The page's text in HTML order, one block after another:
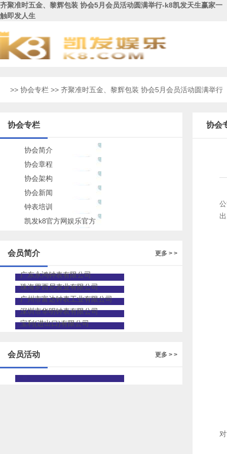
齐聚准时五金、黎辉包装 协会5月会员活动圆满举行-k8凯发天生赢家一
触即发人生
>> 协会专栏 >> 齐聚准时五金、黎辉包装 协会5月会员活动圆满举行
协会专栏
协会简介
协会章程
协会架构
协会新闻
钟表培训
凯发k8官方网娱乐官方
更多 > >
会员简介
广东永鸿钟表有限公司
珠海罗西尼表业有限公司
广州市富达钟表工业有限公司
深圳市华明钟表有限公司
宝利(进出口)有限公司
更多 > >
会员活动
协会